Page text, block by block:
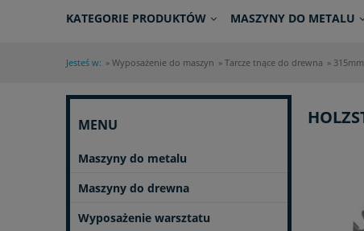
KATEGORIE PRODUKTÓW MASZYNY DO METALU
Jesteś w: » Wyposażenie do maszyn » Tarcze tnące do drewna » 315mm
MENU
Maszyny do metalu
Maszyny do drewna
Wyposażenie warsztatu